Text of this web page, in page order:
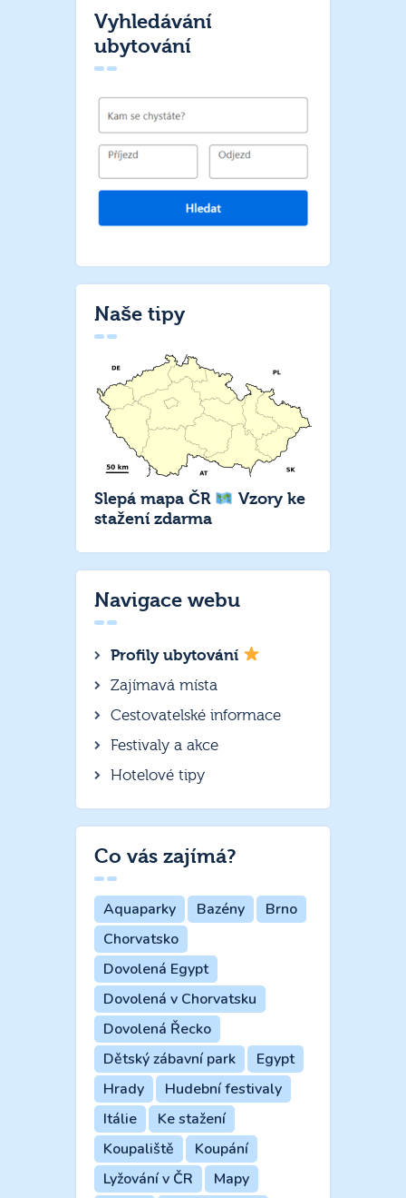
Vyhledávání
ubytování
Naše tipy
Slepá mapa ČR
Vzory ke
stažení zdarma
Navigace webu
Profily ubytování
Zajímavá místa
Cestovatelské informace
Festivaly a akce
Hotelové tipy
Co vás zajímá?
Aquaparky Bazény
Brno
Chorvatsko
Dovolená Egypt
Dovolená v Chorvatsku
Dovolená Řecko
Dětský zábavní park
Egypt
Hrady
Hudební festivaly
Itálie
Ke stažení
Koupaliště
Koupání
Lyžování v ČR
Mapy